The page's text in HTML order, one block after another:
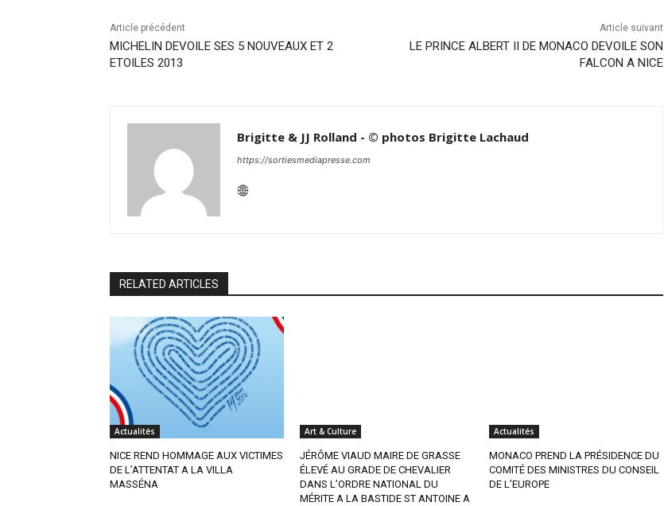
Article précédent
MICHELIN DEVOILE SES 5 NOUVEAUX ET 2
ETOILES 2013
Article suivant
LE PRINCE ALBERT II DE MONACO DEVOILE SON
FALCON A NICE
Brigitte & JJ Rolland - © photos Brigitte Lachaud
https://sortiesmediapresse.com
RELATED ARTICLES
Actualités
NICE REND HOMMAGE AUX VICTIMES
DE L’ATTENTAT A LA VILLA
MASSÉNA
Art & Culture
JÉRÔME VIAUD MAIRE DE GRASSE
ÉLEVÉ AU GRADE DE CHEVALIER
DANS L’ORDRE NATIONAL DU
MÉRITE A LA BASTIDE ST ANTOINE A
Actualités
MONACO PREND LA PRÉSIDENCE DU
COMITÉ DES MINISTRES DU CONSEIL
DE L’EUROPE